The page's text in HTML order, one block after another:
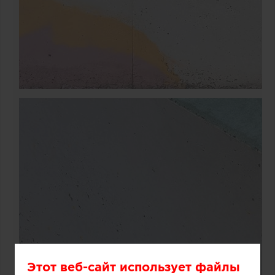
Этот веб-сайт использует файлы